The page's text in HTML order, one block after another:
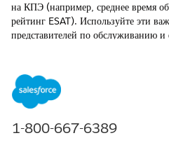
на КПЭ (например, среднее время
рейтинг ESAT). Используйте эти
представителей по обслуживанию
Доступно в версиях: Lightning
Доступно в версиях:Enterprise
1-800-667-6389